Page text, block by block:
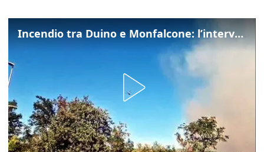
Incendio tra Duino e Monfalcone: l’intervento dei vigili del fuoco